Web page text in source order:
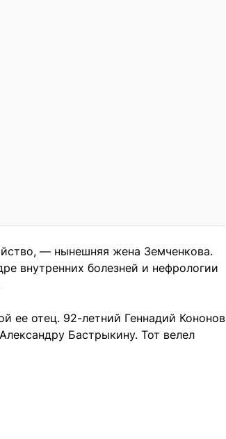
— нынешняя жена Земченкова.
внутренних болезней и нефрологии
ее отец. 92-летний Геннадий Кононов
Бастрыкину. Тот велел